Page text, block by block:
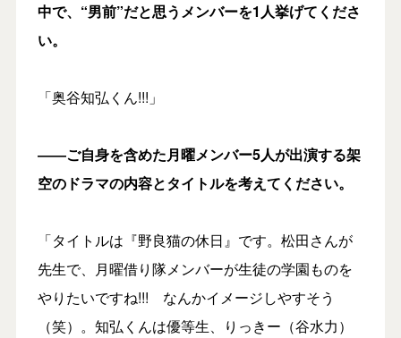
中で、“男前”だと思うメンバーを1人挙げてくださ
い。
「奥谷知弘くん!!!」
――ご自身を含めた月曜メンバー5人が出演する架
空のドラマの内容とタイトルを考えてください。
「タイトルは『野良猫の休日』です。松田さんが
先生で、月曜借り隊メンバーが生徒の学園ものを
やりたいですね!!! なんかイメージしやすそう
（笑）。知弘くんは優等生、りっきー（谷水力）